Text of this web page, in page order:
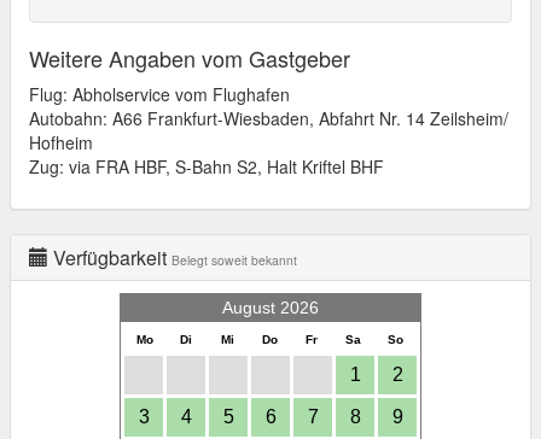
Weitere Angaben vom Gastgeber
Flug: Abholservice vom Flughafen
Autobahn: A66 Frankfurt-Wiesbaden, Abfahrt Nr. 14 Zeilsheim/
Hofheim
Zug: via FRA HBF, S-Bahn S2, Halt Kriftel BHF
Verfügbarkeit Belegt soweit bekannt
August 2026
Mo Di Mi Do Fr Sa So
1 2
3 4 5 6 7 8 9